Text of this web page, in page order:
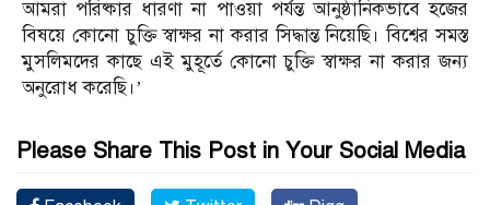
আমরা পরিষ্কার ধারণা না পাওয়া পর্যন্ত আনুষ্ঠানিকভাবে হজের
বিষয়ে কোনো চুক্তি স্বাক্ষর না করার সিদ্ধান্ত নিয়েছি। বিশ্বের সমস্ত
মুসলিমদের কাছে এই মুহূর্তে কোনো চুক্তি স্বাক্ষর না করার জন্য
অনুরোধ করেছি।’
Please Share This Post in Your Social Media